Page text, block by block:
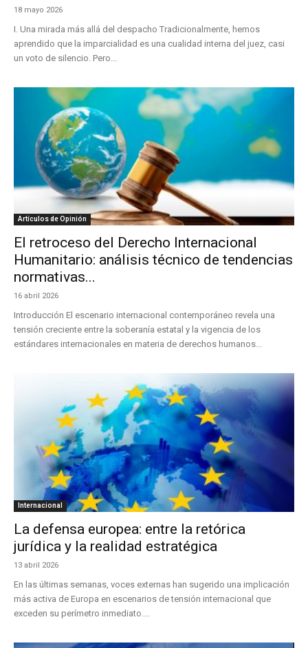
18 mayo 2026
I. Una mirada más allá del despacho Tradicionalmente, hemos
aprendido que la imparcialidad es una cualidad interna del juez, casi
un voto de silencio. Pero...
Artículos de Opinión
El retroceso del Derecho Internacional
Humanitario: análisis técnico de tendencias
normativas...
16 abril 2026
Introducción El escenario internacional contemporáneo revela una
tensión creciente entre la soberanía estatal y la vigencia de los
estándares internacionales en materia de derechos humanos...
Internacional
La defensa europea: entre la retórica
jurídica y la realidad estratégica
13 abril 2026
En las últimas semanas, voces externas han sugerido una implicación
más activa de Europa en escenarios de tensión internacional que
exceden su perímetro inmediato....